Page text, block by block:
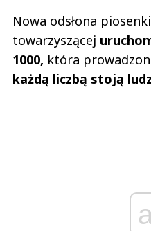
Nowa odsłona
towarzyszącej
1000, która
każdą liczbą stoją